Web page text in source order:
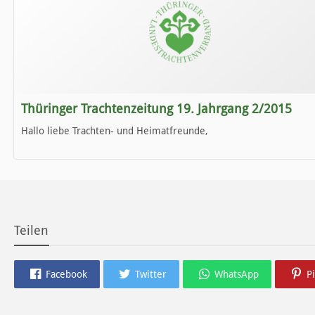
Thüringer Trachtenzeitung 19. Jahrgang 2/2015
Hallo liebe Trachten- und Heimatfreunde,
Teilen
Facebook Twitter WhatsApp